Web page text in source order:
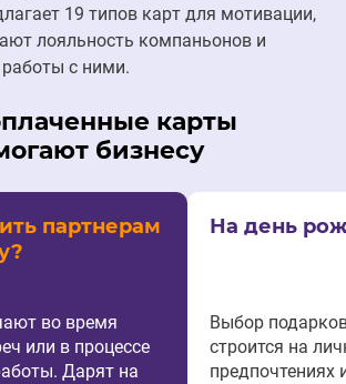
19 типов карт для мотивации,
лояльность компаньонов и
с ними.
карты
бизнесу
партнерам
во время
или в процессе
Дарят на
На день
Выбор
строится на
предпочтениях